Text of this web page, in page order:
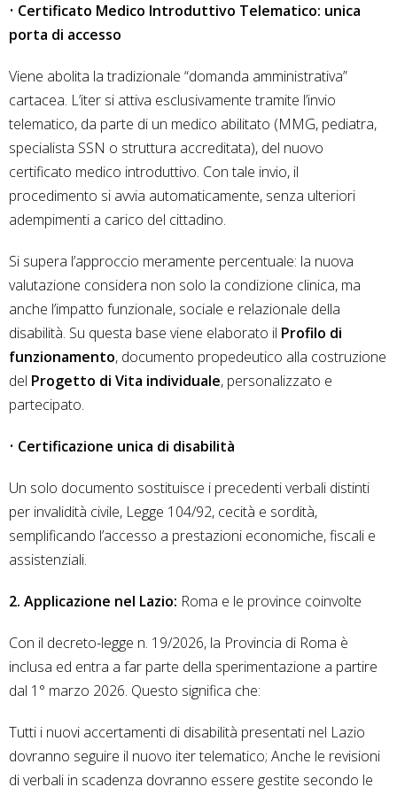
• Certificato Medico Introduttivo Telematico: unica
porta di accesso
Viene abolita la tradizionale “domanda amministrativa”
cartacea. L’iter si attiva esclusivamente tramite l’invio
telematico, da parte di un medico abilitato (MMG, pediatra,
specialista SSN o struttura accreditata), del nuovo
certificato medico introduttivo. Con tale invio, il
procedimento si avvia automaticamente, senza ulteriori
adempimenti a carico del cittadino.
Si supera l’approccio meramente percentuale: la nuova
valutazione considera non solo la condizione clinica, ma
anche l’impatto funzionale, sociale e relazionale della
disabilità. Su questa base viene elaborato il Profilo di
funzionamento, documento propedeutico alla costruzione
del Progetto di Vita individuale, personalizzato e
partecipato.
• Certificazione unica di disabilità
Un solo documento sostituisce i precedenti verbali distinti
per invalidità civile, Legge 104/92, cecità e sordità,
semplificando l’accesso a prestazioni economiche, fiscali e
assistenziali.
2. Applicazione nel Lazio: Roma e le province coinvolte
Con il decreto-legge n. 19/2026, la Provincia di Roma è
inclusa ed entra a far parte della sperimentazione a partire
dal 1° marzo 2026. Questo significa che:
Tutti i nuovi accertamenti di disabilità presentati nel Lazio
dovranno seguire il nuovo iter telematico; Anche le revisioni
di verbali in scadenza dovranno essere gestite secondo le